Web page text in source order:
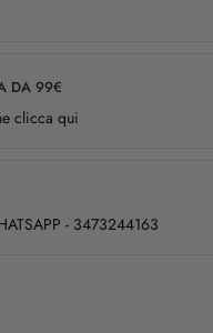
DA 99€
clicca qui
- 3473244163